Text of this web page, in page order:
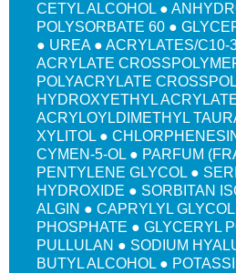
CETYL ALCOHOL ●
POLYSORBATE 60 ●
● UREA ● ACRYLATES/C10-
ACRYLATE
POLYACRYLATE
HYDROXYETHYL
ACRYLOYLDIMETHYL
XYLITOL ●
CYMEN-5-OL ● PARFUM
PENTYLENE GLYCOL ●
HYDROXIDE ● SORBITAN
ALGIN ● CAPRYLYL
PHOSPHATE ● GLYCERYL
PULLULAN ● SODIUM
BUTYL ALCOHOL ●